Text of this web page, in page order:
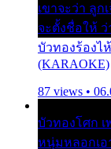
เขาจะว่า ลูก
จะตั้งชื่อให้ ว่
บัวทองร้องไ
(KARAOKE)
87 views •
บัวทองโศก
หนุ่มหลอกเอ